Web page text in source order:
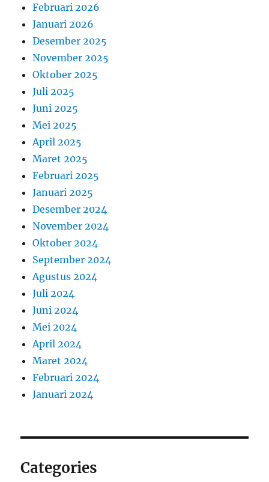
Februari 2026
Januari 2026
Desember 2025
November 2025
Oktober 2025
Juli 2025
Juni 2025
Mei 2025
April 2025
Maret 2025
Februari 2025
Januari 2025
Desember 2024
November 2024
Oktober 2024
September 2024
Agustus 2024
Juli 2024
Juni 2024
Mei 2024
April 2024
Maret 2024
Februari 2024
Januari 2024
Categories